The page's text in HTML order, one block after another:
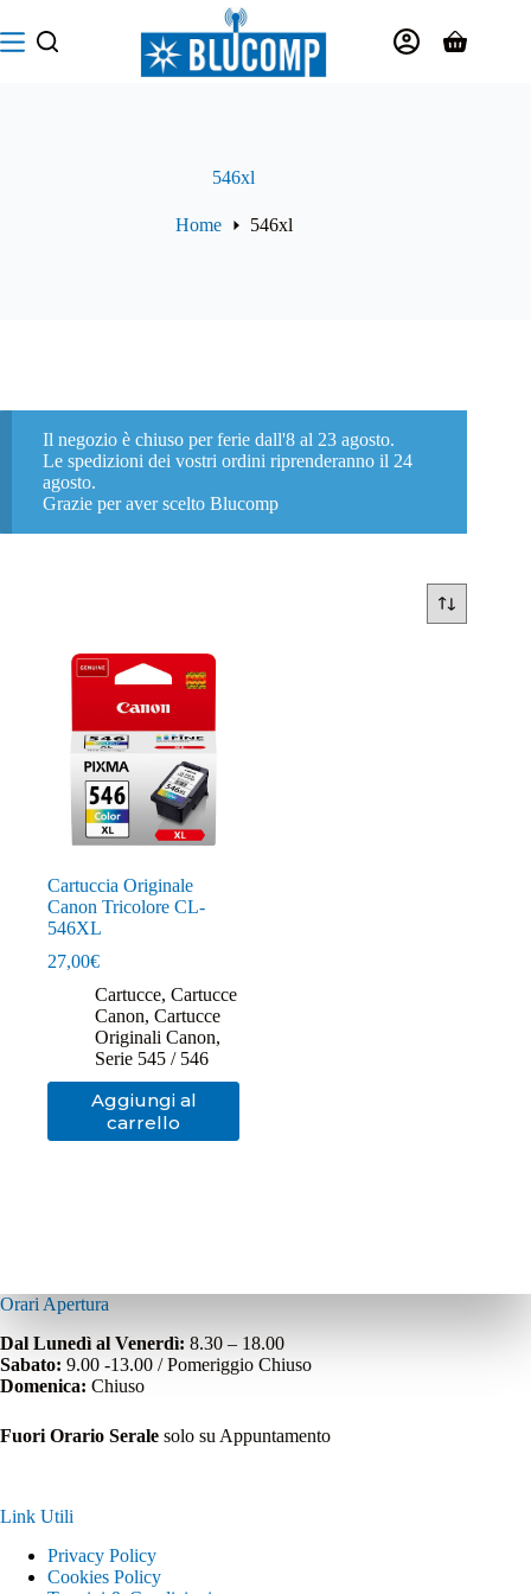
al
contenuto
Carrello
546xl
Home 546xl
Il negozio è chiuso per ferie dall'8 al 23 agosto.
Le spedizioni dei vostri ordini riprenderanno il 24
agosto.
Grazie per aver scelto Blucomp
Cartuccia Originale
Canon Tricolore CL-
546XL
27,00€
Cartucce, Cartucce
Canon, Cartucce
Originali Canon,
Serie 545 / 546
Aggiungi al
carrello
Orari Apertura
Dal Lunedì al Venerdì: 8.30 – 18.00
Sabato: 9.00 -13.00 / Pomeriggio Chiuso
Domenica: Chiuso
Fuori Orario Serale solo su Appuntamento
Link Utili
Privacy Policy
Cookies Policy